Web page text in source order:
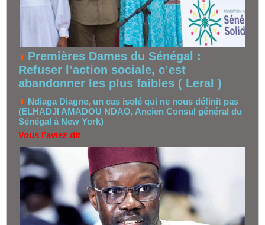
Premières Dames du Sénégal :
Refuser l’action sociale, c’est
abandonner les plus faibles ( Leral )
Ndiaga Diagne, un cas isolé qui ne nous définit pas
(ELHADJI AMADOU NDAO, Ancien Consul général du
Sénégal à New York)
Vous l'aviez dit